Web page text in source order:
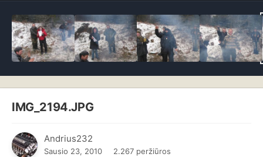
IMG_2194.JPG
Andrius232
Sausio 23, 2010
2.267 peržiūros